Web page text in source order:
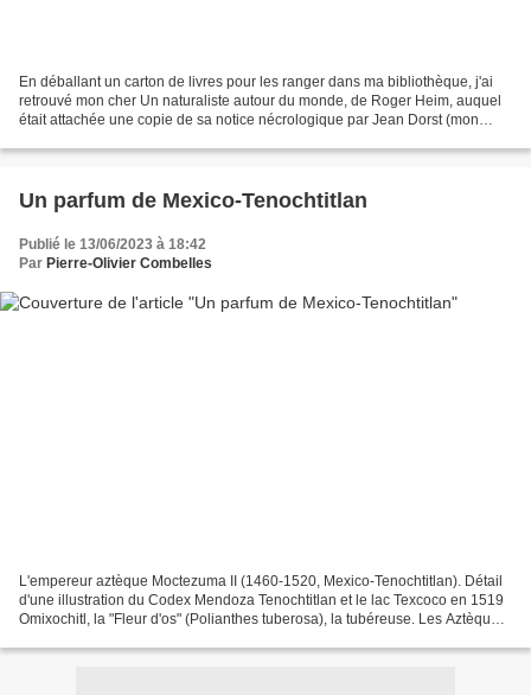
En déballant un carton de livres pour les ranger dans ma bibliothèque, j'ai
retrouvé mon cher Un naturaliste autour du monde, de Roger Heim, auquel
était attachée une copie de sa notice nécrologique par Jean Dorst (mon
Un parfum de Mexico-Tenochtitlan
Publié le 13/06/2023 à 18:42
Par Pierre-Olivier Combelles
L'empereur aztèque Moctezuma II (1460-1520, Mexico-Tenochtitlan). Détail
d'une illustration du Codex Mendoza Tenochtitlan et le lac Texcoco en 1519
Omixochitl, la "Fleur d'os" (Polianthes tuberosa), la tubéreuse. Les Aztèques